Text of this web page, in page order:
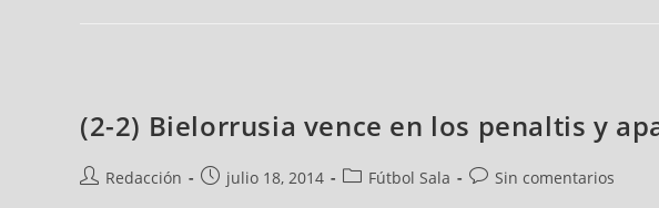
(2-2) Bielorrusia vence en los penaltis y
Redacción julio 18, 2014 Fútbol Sala Sin comentarios